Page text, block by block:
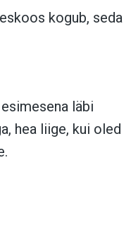
kogub, seda
läbi
hea liige, kui oled
.